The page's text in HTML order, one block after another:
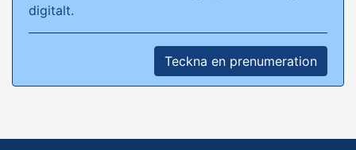
digitalt.
Teckna en prenumeration